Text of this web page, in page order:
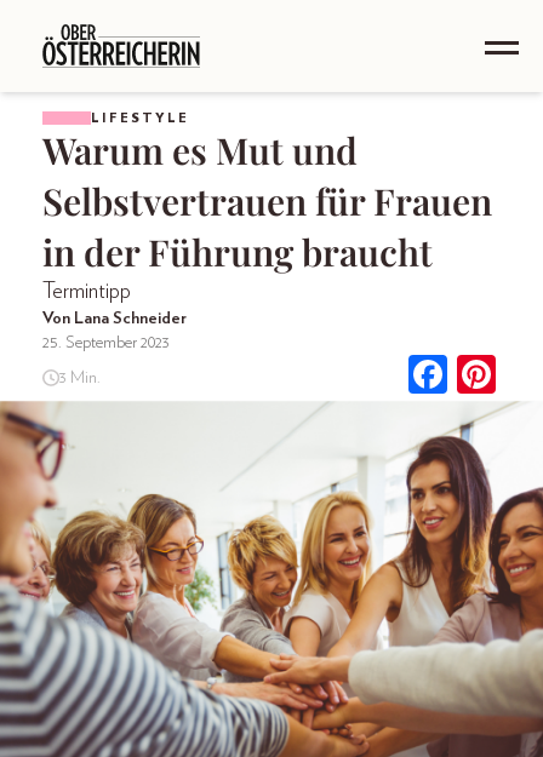
LIFESTYLE
Warum es Mut und
Selbstvertrauen für Frauen
in der Führung braucht
Termintipp
Von Lana Schneider
25. September 2023
3 Min.